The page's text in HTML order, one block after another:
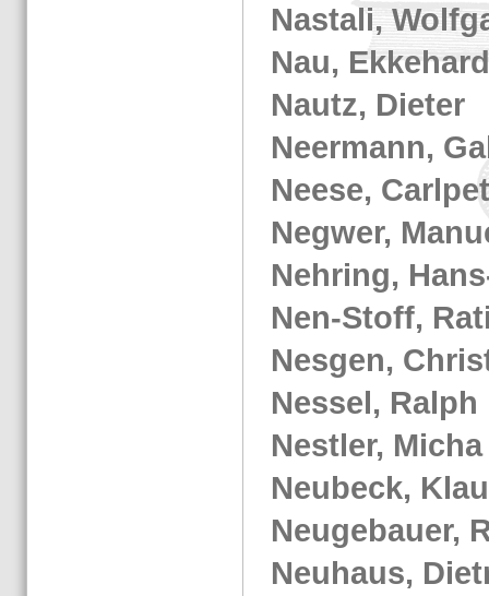
Nas­ta­li,
Nau, Ek­ke­hard
Nautz, Die­ter
Neer­mann,
Neese,
Negwer,
Neh­ring,
Nen-​Stoff,
Nes­gen,
Nes­sel, Ralph
Nest­ler, Micha
Neu­beck,
Neu­ge­bau­er,
Neu­haus,